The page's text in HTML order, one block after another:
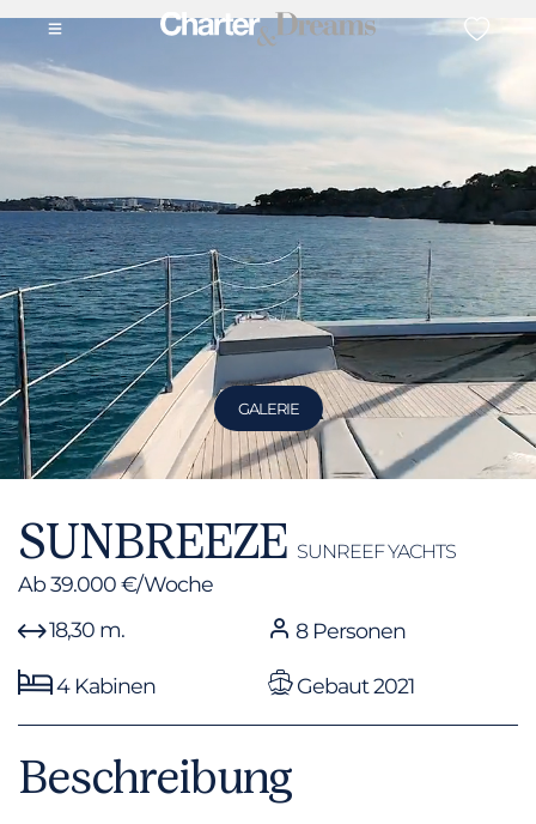
GALERIE
SUNBREEZE SUNREEF YACHTS
Ab 39.000 €/Woche
18,30 m.
8 Personen
4 Kabinen Gebaut 2021
Beschreibung